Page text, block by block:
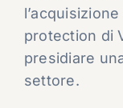
CHI SIAMO
protection di
presidiare
settore.